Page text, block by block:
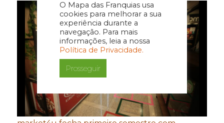
O Mapa das Franquias usa
cookies para melhorar a sua
experiência durante a
navegação. Para mais
informações, leia a nossa
Política de Privacidade.
Prosseguir